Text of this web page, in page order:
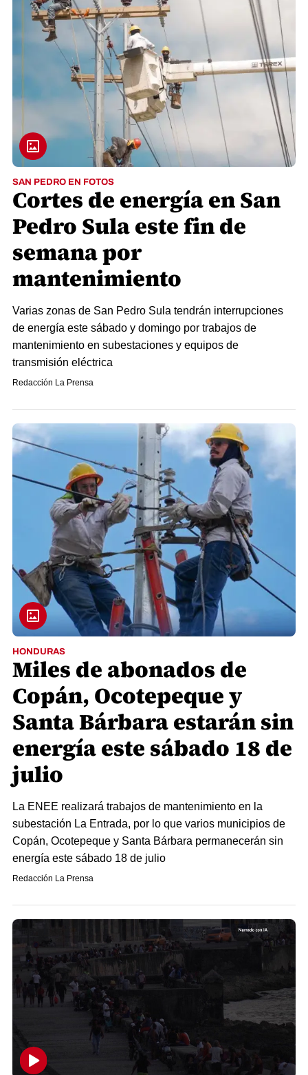
SAN PEDRO EN FOTOS
Cortes de energía en San
Pedro Sula este fin de
semana por
mantenimiento
Varias zonas de San Pedro Sula tendrán interrupciones
de energía este sábado y domingo por trabajos de
mantenimiento en subestaciones y equipos de
transmisión eléctrica
Redacción La Prensa
HONDURAS
Miles de abonados de
Copán, Ocotepeque y
Santa Bárbara estarán sin
energía este sábado 18 de
julio
La ENEE realizará trabajos de mantenimiento en la
subestación La Entrada, por lo que varios municipios de
Copán, Ocotepeque y Santa Bárbara permanecerán sin
energía este sábado 18 de julio
Redacción La Prensa